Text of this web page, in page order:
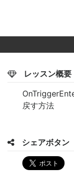
レッスン概要
戻す方法
シェアボタン